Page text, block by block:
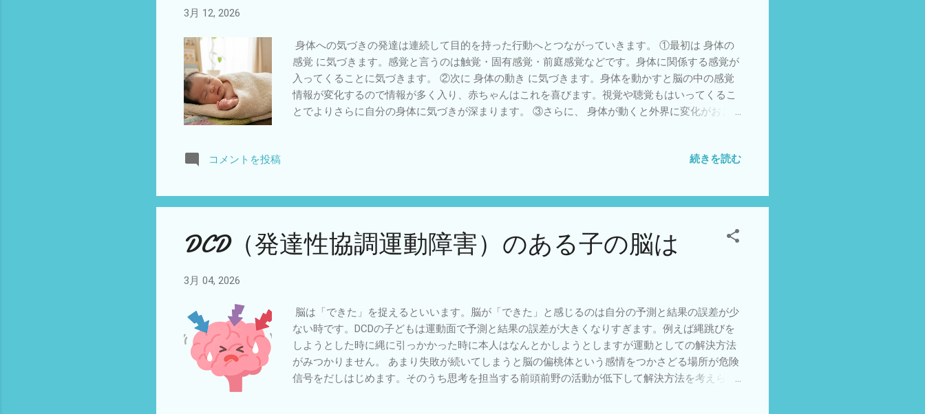
3月 12, 2026
身体への気づきの発達は連続して目的を持った行動へとつながっていきます。 ①最初は 身体の
感覚 に気づきます。感覚と言うのは触覚・固有感覚・前庭感覚などです。身体に関係する感覚が
入ってくることに気づきます。 ②次に 身体の動き に気づきます。身体を動かすと脳の中の感覚
情報が変化するので情報が多く入り、赤ちゃんはこれを喜びます。視覚や聴覚もはいってくるこ
とでよりさらに自分の身体に気づきが深まります。 ③さらに、 身体が動くと外界に変化がおこ
的にして運動をおこせるようになると運動内部（逆）モデルのできはじめです。予測がさらに上
ん。発達とともに使えるようになってきます。 こどもリハかわせみ
コメントを投稿 続きを読む
DCD（発達性協調運動障害）のある子の脳は
3月 04, 2026
脳は「できた」を捉えるといいます。脳が「できた」と感じるのは自分の予測と結果の誤差が少
ない時です。DCDの子どもは運動面で予測と結果の誤差が大きくなりすぎます。例えば縄跳びを
しようとした時に縄に引っかかった時に本人はなんとかしようとしますが運動としての解決方法
がみつかりません。 あまり失敗が続いてしまうと脳の偏桃体という感情をつかさどる場所が危険
信号をだしはじめます。そのうち思考を担当する前頭前野の活動が低下して解決方法を考えられ